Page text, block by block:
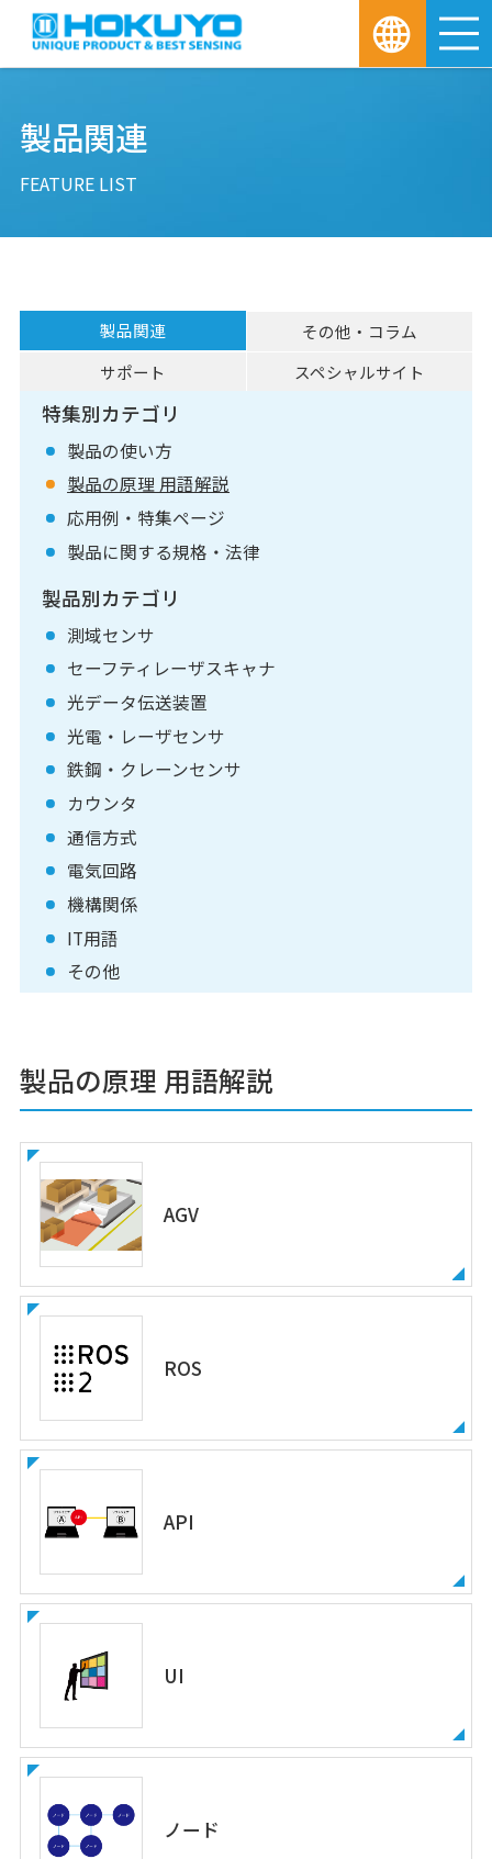
製品関連
FEATURE LIST
製品関連
その他・コラム
サポート
スペシャルサイト
特集別カテゴリ
製品の使い方
製品の原理 用語解説
応用例・特集ページ
製品に関する規格・法律
製品別カテゴリ
測域センサ
セーフティレーザスキャナ
光データ伝送装置
光電・レーザセンサ
鉄鋼・クレーンセンサ
カウンタ
通信方式
電気回路
機構関係
IT用語
その他
製品の原理 用語解説
AGV
ROS
API
UI
ノード